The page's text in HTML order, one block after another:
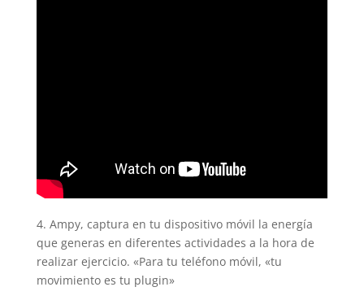
4. Ampy, captura en tu dispositivo móvil la energía
que generas en diferentes actividades a la hora de
realizar ejercicio. «Para tu teléfono móvil, «tu
movimiento es tu plugin»